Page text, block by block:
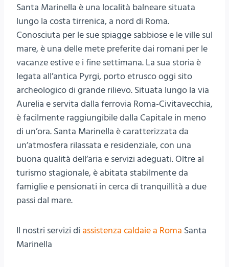
Santa Marinella è una località balneare situata
lungo la costa tirrenica, a nord di Roma.
Conosciuta per le sue spiagge sabbiose e le ville sul
mare, è una delle mete preferite dai romani per le
vacanze estive e i fine settimana. La sua storia è
legata all’antica Pyrgi, porto etrusco oggi sito
archeologico di grande rilievo. Situata lungo la via
Aurelia e servita dalla ferrovia Roma-Civitavecchia,
è facilmente raggiungibile dalla Capitale in meno
di un’ora. Santa Marinella è caratterizzata da
un’atmosfera rilassata e residenziale, con una
buona qualità dell’aria e servizi adeguati. Oltre al
turismo stagionale, è abitata stabilmente da
famiglie e pensionati in cerca di tranquillità a due
passi dal mare.
II nostri servizi di assistenza caldaie a Roma Santa
Marinella